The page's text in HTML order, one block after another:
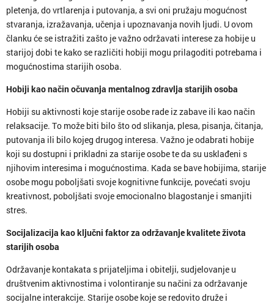
pletenja, do vrtlarenja i putovanja, a svi oni pružaju mogućnost
stvaranja, izražavanja, učenja i upoznavanja novih ljudi. U ovom
članku će se istražiti zašto je važno održavati interese za hobije u
starijoj dobi te kako se različiti hobiji mogu prilagoditi potrebama i
mogućnostima starijih osoba.
Hobiji kao način očuvanja mentalnog zdravlja starijih osoba
Hobiji su aktivnosti koje starije osobe rade iz zabave ili kao način
relaksacije. To može biti bilo što od slikanja, plesa, pisanja, čitanja,
putovanja ili bilo kojeg drugog interesa. Važno je odabrati hobije
koji su dostupni i prikladni za starije osobe te da su usklađeni s
njihovim interesima i mogućnostima. Kada se bave hobijima, starije
osobe mogu poboljšati svoje kognitivne funkcije, povećati svoju
kreativnost, poboljšati svoje emocionalno blagostanje i smanjiti
stres.
Socijalizacija kao ključni faktor za održavanje kvalitete života
starijih osoba
Održavanje kontakata s prijateljima i obitelji, sudjelovanje u
društvenim aktivnostima i volontiranje su načini za održavanje
socijalne interakcije. Starije osobe koje se redovito druže i